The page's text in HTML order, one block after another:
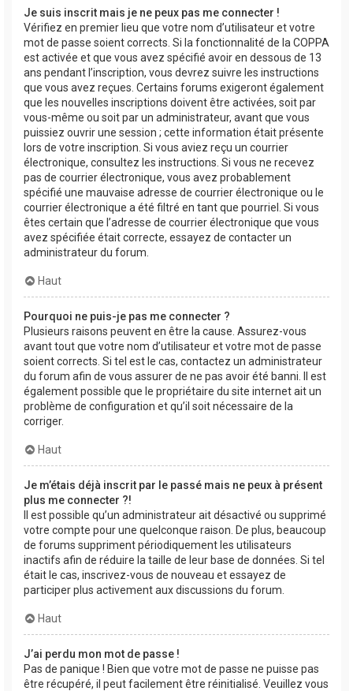
Je suis inscrit mais je ne peux pas me connecter !
Vérifiez en premier lieu que votre nom d’utilisateur et votre
mot de passe soient corrects. Si la fonctionnalité de la COPPA
est activée et que vous avez spécifié avoir en dessous de 13
ans pendant l’inscription, vous devrez suivre les instructions
que vous avez reçues. Certains forums exigeront également
que les nouvelles inscriptions doivent être activées, soit par
vous-même ou soit par un administrateur, avant que vous
puissiez ouvrir une session ; cette information était présente
lors de votre inscription. Si vous aviez reçu un courrier
électronique, consultez les instructions. Si vous ne recevez
pas de courrier électronique, vous avez probablement
spécifié une mauvaise adresse de courrier électronique ou le
courrier électronique a été filtré en tant que pourriel. Si vous
êtes certain que l’adresse de courrier électronique que vous
avez spécifiée était correcte, essayez de contacter un
administrateur du forum.
Haut
Pourquoi ne puis-je pas me connecter ?
Plusieurs raisons peuvent en être la cause. Assurez-vous
avant tout que votre nom d’utilisateur et votre mot de passe
soient corrects. Si tel est le cas, contactez un administrateur
du forum afin de vous assurer de ne pas avoir été banni. Il est
également possible que le propriétaire du site internet ait un
problème de configuration et qu’il soit nécessaire de la
corriger.
Haut
Je m’étais déjà inscrit par le passé mais ne peux à présent
plus me connecter ?!
Il est possible qu’un administrateur ait désactivé ou supprimé
votre compte pour une quelconque raison. De plus, beaucoup
de forums suppriment périodiquement les utilisateurs
inactifs afin de réduire la taille de leur base de données. Si tel
était le cas, inscrivez-vous de nouveau et essayez de
participer plus activement aux discussions du forum.
Haut
J’ai perdu mon mot de passe !
Pas de panique ! Bien que votre mot de passe ne puisse pas
être récupéré, il peut facilement être réinitialisé. Veuillez vous